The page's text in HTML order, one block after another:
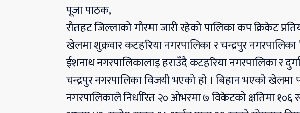
पूजा पाठक,
रौतहट जिल्लाको गौरमा जारी रहेको पालिका कप क्रिकेट
खेलमा शुक्रवार कटहरिया नगरपालिका र चन्द्रपुर
ईशनाथ नगरपालिकालाइ हराउँदै कटहरिया नगरपालिका र
चन्द्रपुर नगरपालिका विजयी भएको हो । बिहान भएको खेलमा
नगरपालिकाले निर्धारित २० ओभरमा ७ विकेटको क्षतिमा